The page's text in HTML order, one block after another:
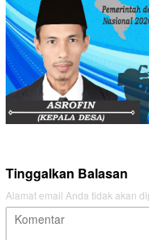
Tinggalkan Balasan
Alamat email Anda tidak akan